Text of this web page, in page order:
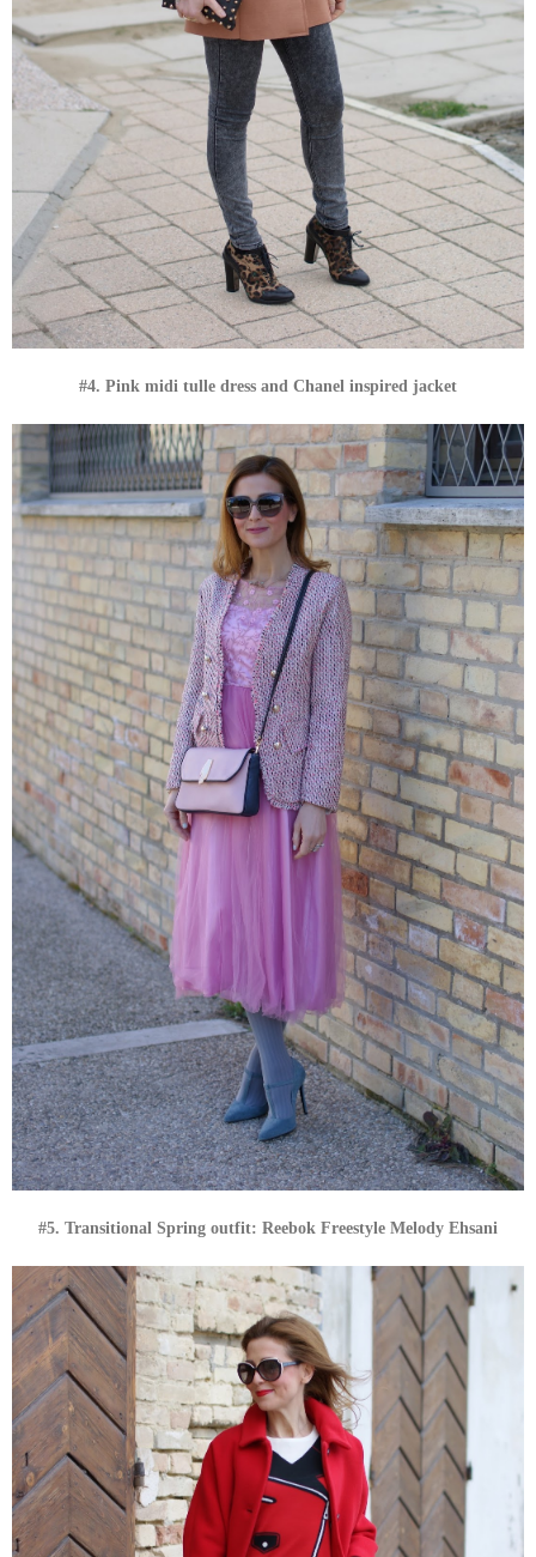
#4. Pink midi tulle dress and Chanel inspired jacket
#5. Transitional Spring outfit: Reebok Freestyle Melody Ehsani